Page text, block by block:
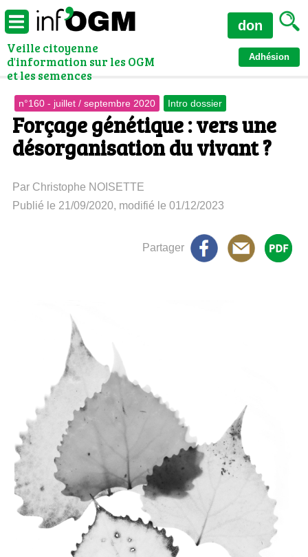
Veille citoyenne
d'information sur les OGM
et les semences
Adhésion
don
n°160 - juillet / septembre 2020 Intro dossier
Forçage génétique : vers une
désorganisation du vivant ?
Par Christophe NOISETTE
Publié le 21/09/2020, modifié le 01/12/2023
Partager